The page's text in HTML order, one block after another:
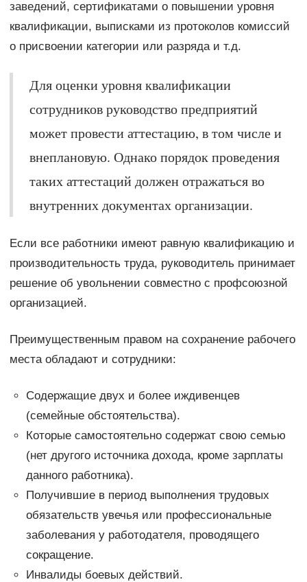
заведений, сертификатами о повышении уровня
квалификации, выписками из протоколов комиссий
о присвоении категории или разряда и т.д.
Для оценки уровня квалификации
сотрудников руководство предприятий
может провести аттестацию, в том числе и
внеплановую. Однако порядок проведения
таких аттестаций должен отражаться во
внутренних документах организации.
Если все работники имеют равную квалификацию и
производительность труда, руководитель принимает
решение об увольнении совместно с профсоюзной
организацией.
Преимущественным правом на сохранение рабочего
места обладают и сотрудники:
Содержащие двух и более иждивенцев
(семейные обстоятельства).
Которые самостоятельно содержат свою семью
(нет другого источника дохода, кроме зарплаты
данного работника).
Получившие в период выполнения трудовых
обязательств увечья или профессиональные
заболевания у работодателя, проводящего
сокращение.
Инвалиды боевых действий.